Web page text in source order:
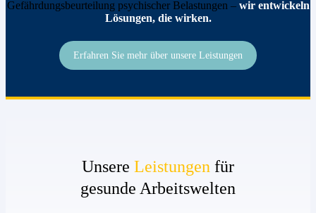
Gefährdungsbeurteilung psychischer Belastungen – wir entwickeln
Lösungen, die wirken.
Erfahren Sie mehr über unsere Leistungen
Unsere Leistungen für
gesunde Arbeitswelten